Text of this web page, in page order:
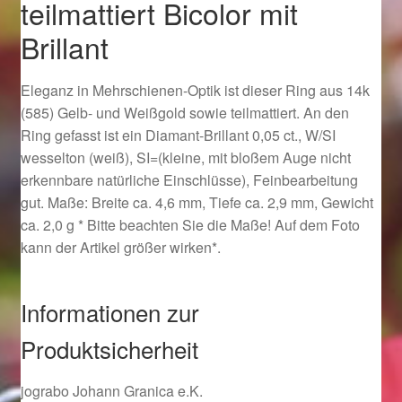
Ostergeschenke finden für Ostern 2019
Ostergeschenke finden für Ostern 2021
Ostergeschenke finden für Ostern 2022
Partner
Startseite
Startseite
teilmattiert Bicolor mit
Brillant
Eleganz in Mehrschienen-Optik ist dieser Ring aus 14k
(585) Gelb- und Weißgold sowie teilmattiert. An den
Ring gefasst ist ein Diamant-Brillant 0,05 ct., W/SI
wesselton (weiß), SI=(kleine, mit bloßem Auge nicht
erkennbare natürliche Einschlüsse), Feinbearbeitung
gut. Maße: Breite ca. 4,6 mm, Tiefe ca. 2,9 mm, Gewicht
ca. 2,0 g * Bitte beachten Sie die Maße! Auf dem Foto
kann der Artikel größer wirken*.
Informationen zur
Produktsicherheit
jograbo Johann Granica e.K.